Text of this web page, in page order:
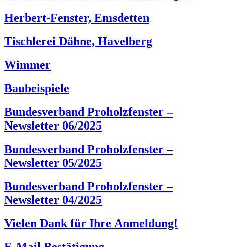
Herbert-Fenster, Emsdetten
Tischlerei Dähne, Havelberg
Wimmer
Baubeispiele
Bundesverband Proholzfenster –
Newsletter 06/2025
Bundesverband Proholzfenster –
Newsletter 05/2025
Bundesverband Proholzfenster –
Newsletter 04/2025
Vielen Dank für Ihre Anmeldung!